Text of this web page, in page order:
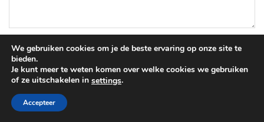
E-mail *
We gebruiken cookies om je de beste ervaring op onze site te
bieden.
Je kunt meer te weten komen over welke cookies we gebruiken
of ze uitschakelen in settings.
Accepteer